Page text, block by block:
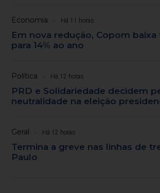
Economia Há 11 horas
Em nova redução, Copom baixa
para 14% ao ano
Política Há 12 horas
PRD e Solidariedade decidem
neutralidade na eleição
Geral Há 12 horas
Termina a greve nas linhas de
Paulo